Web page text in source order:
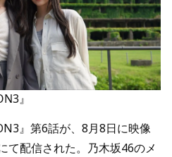
』
』第6話が、8月8日に映像
て配信された。乃木坂46のメ